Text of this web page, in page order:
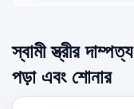
স্বামী স্ত্রীর
পড়া এবং শোনার